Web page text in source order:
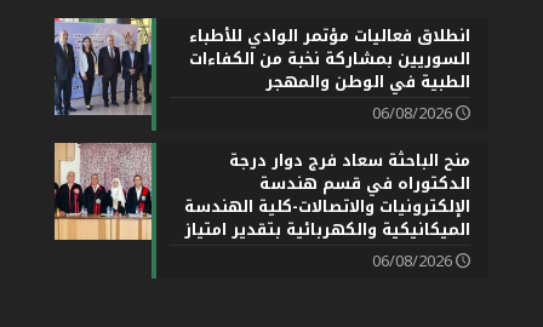
انطلاق فعاليات مؤتمر الوادي للأطباء
السوريين بمشاركة نخبة من الكفاءات
الطبية في الوطن والمهجر
06/08/2026
منح الباحثة سعاد فرج دوار درجة
الدكتوراه في قسم هندسة
الإلكترونيات والاتصالات-كلية الهندسة
الميكانيكية والكهربائية بتقدير امتياز
06/08/2026